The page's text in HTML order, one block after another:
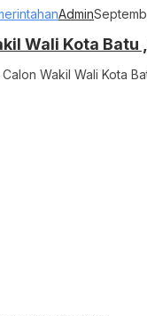
Admin
Wali Kota
Wakil Wali Kota